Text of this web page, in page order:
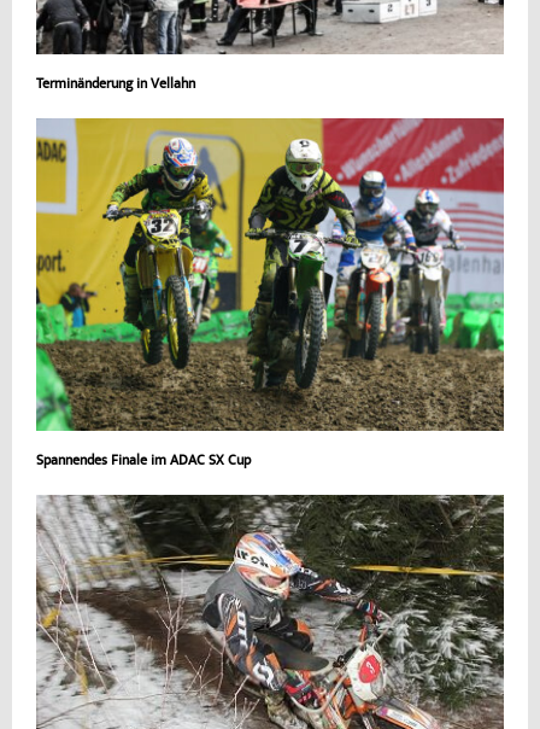
Terminänderung in Vellahn
Spannendes Finale im ADAC SX Cup